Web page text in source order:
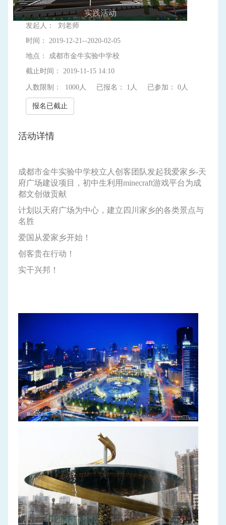
实践活动
发起人： 刘老师
时间： 2019-12-21--2020-02-05
地点： 成都市金牛实验中学校
截止时间： 2019-11-15 14:10
人数限制： 1000人 已报名： 1人 已参加： 0人
报名已截止
活动详情
成都市金牛实验中学校立人创客团队发起我爱家乡-天
府广场建设项目，初中生利用minecraft游戏平台为成
都文创做贡献
计划以天府广场为中心，建立四川家乡的各类景点与
名胜
爱国从爱家乡开始！
创客贵在行动！
实干兴邦！